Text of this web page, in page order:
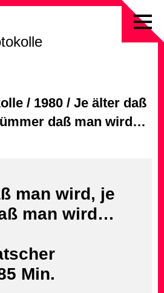
to
/ 1980/ Je älter daß
daß man wird…
man wird, je
man wird…
Min.